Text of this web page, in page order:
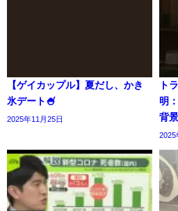
【ゲイカップル】夏だし、かき
氷デート🍧
2025年11月25日
ト
明
背景
2025